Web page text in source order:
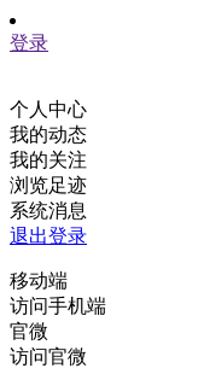
登录
个人中心
我的动态
我的关注
浏览足迹
系统消息
退出登录
移动端
访问手机端
官微
访问官微